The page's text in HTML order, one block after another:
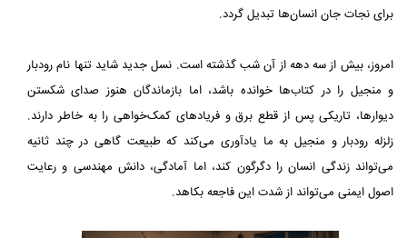
برای نجات جان انسان‌ها تبدیل گردد.
امروز، بیش از سه دهه از آن شب گذشته است. نسل جدید شاید تنها نام رودبار
و منجیل را در کتاب‌ها خوانده باشد، اما بازماندگان هنوز صدای شکستن
دیوارها، تاریکی پس از قطع برق و فریادهای کمک‌خواهی را به خاطر دارند.
زلزله رودبار و منجیل به ما یادآوری می‌کند که طبیعت گاهی در چند ثانیه
می‌تواند زندگی انسان را دگرگون کند، اما آمادگی، دانش مهندسی و رعایت
اصول ایمنی می‌تواند از شدت این فاجعه بکاهد.